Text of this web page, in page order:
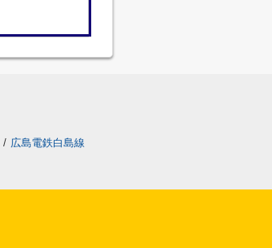
/ 広島電鉄白島線